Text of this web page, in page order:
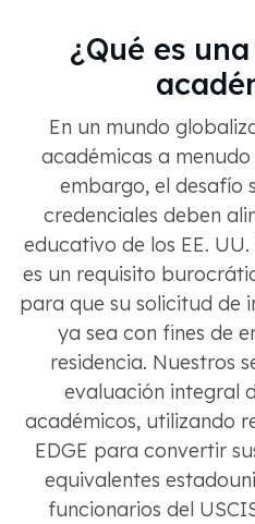
¿Qué es
En un mundo
académicas a
embargo, el desafío
credenciales deben
educativo de los EE.
es un requisito
para que su solicitud de
ya sea con fines de
residencia. Nuestros
evaluación integral
académicos, utilizando
EDGE para convertir
equivalentes
funcionarios del